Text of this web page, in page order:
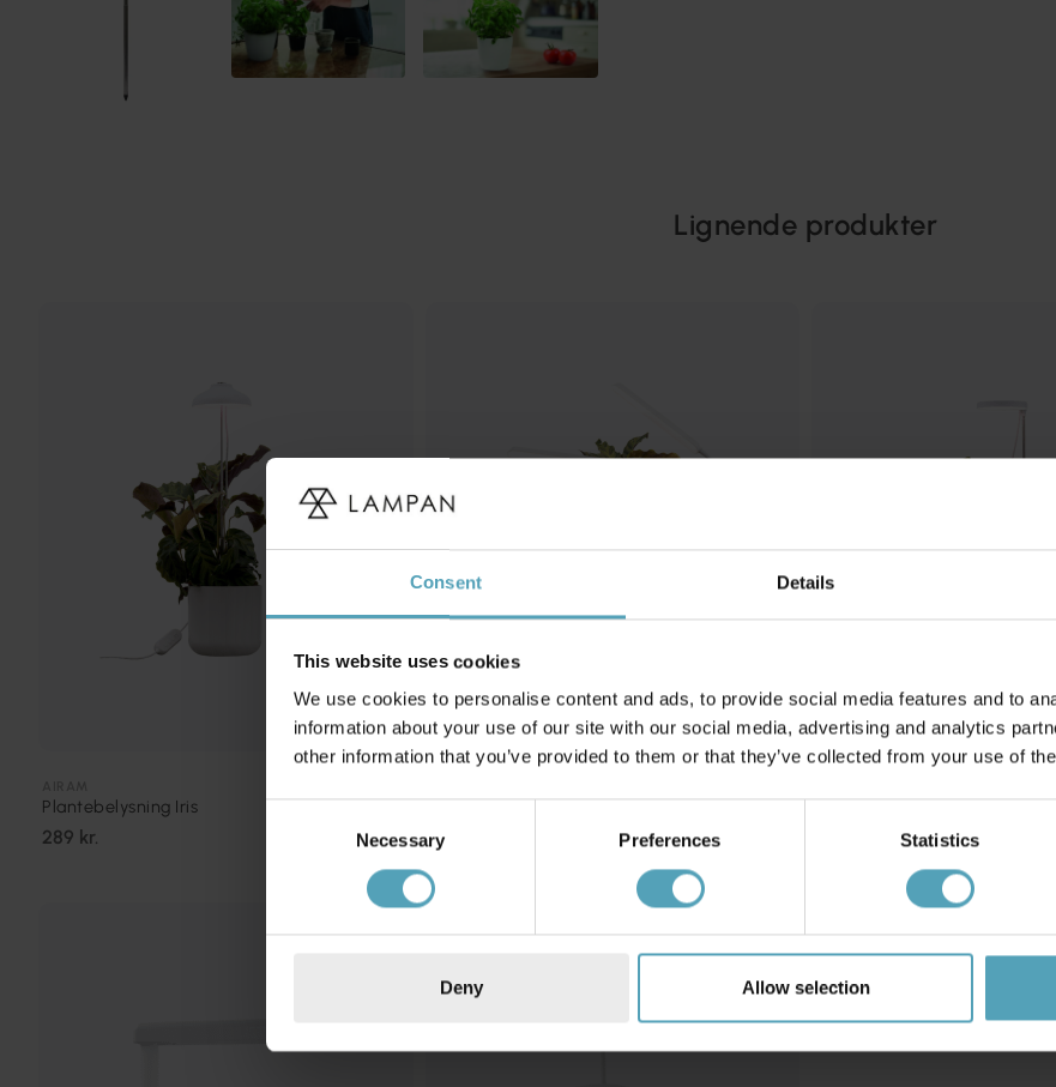
Consent Details
This website uses cookies
We use cookies to personalise content and ads, to provide social media features and to
information about your use of our site with our social media, advertising and analytics
other information that you’ve provided to them or that they’ve collected from your use of
Necessary Preferences Statistics
Deny Allow selection
Lignende produkter
Plantebelysning Iris
289 kr.
Plantebelysning Tulip
669 kr.
Plantebelysning Rose
TILBUD